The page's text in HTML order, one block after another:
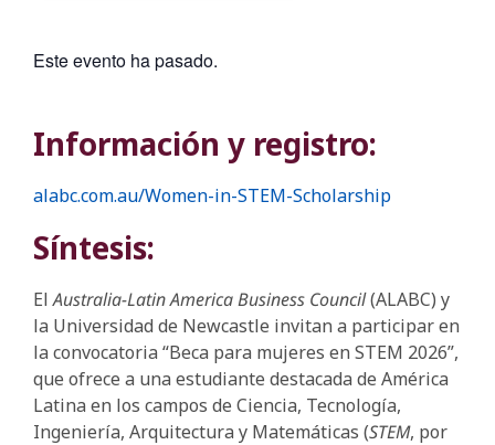
Este evento ha pasado.
Información y registro:
alabc.com.au/Women-in-STEM-Scholarship
Síntesis:
ElAustralia-Latin America Business Council(ALABC) y
la Universidad de Newcastle invitan a participar en
la convocatoria “Beca para mujeres en STEM 2026”,
que ofrece a una estudiante destacada de América
Latina en los campos de Ciencia, Tecnología,
Ingeniería, Arquitectura y Matemáticas (STEM, por